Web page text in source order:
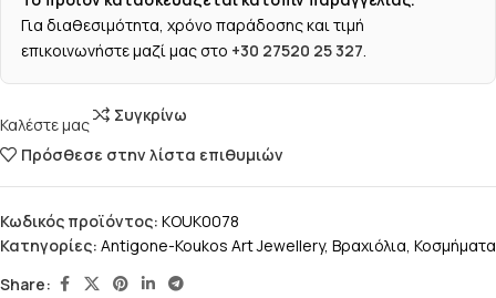
Για διαθεσιμότητα, χρόνο παράδοσης και τιμή
επικοινωνήστε μαζί μας στο +30 27520 25 327.
Καλέστε μας
Συγκρίνω
Πρόσθεσε στην λίστα επιθυμιών
Κωδικός προϊόντος: KOUK0078
Κατηγορίες: Antigone-Koukos Art Jewellery, Βραχιόλια, Κοσμήματα
Share: